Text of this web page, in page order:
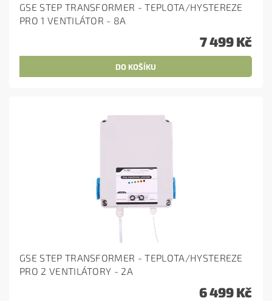
GSE STEP TRANSFORMER - TEPLOTA/HYSTEREZE
PRO 1 VENTILÁTOR - 8A
7 499 Kč
GSE STEP TRANSFORMER - TEPLOTA/HYSTEREZE
PRO 2 VENTILÁTORY - 2A
6 499 Kč